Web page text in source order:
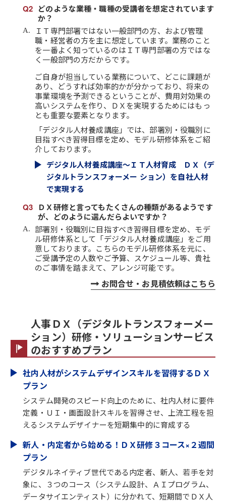
どのような業種・職種の受講者を想定されています
か？
ＩＴ専門部署ではない一般部門の方、および管理
職・経営者の方を主に想定しています。業務のこと
を一番よく知っているのはＩＴ専門部署の方ではな
く一般部門の方だからです。
ご自身が担当している業務について、どこに課題が
あり、どうすれば効率的かが分かっており、将来の
事業環境を予測できるということが、費用対効果の
高いシステムを作り、ＤＸを実現するためにはもっ
とも重要な要素となります。
「デジタル人材養成講座」では、部署別・役職別に
目指すべき習得目標を定め、モデル研修体系をご紹
介しております。
デジタル人材養成講座～ＩＴ人材育成 ＤＸ（デ
ジタルトランスフォーメー ション）を自社人材
で実現する
ＤＸ研修と言ってもたくさんの種類があるようです
が、どのように選んだらよいですか？
部署別・役職別に目指すべき習得目標を定め、モデ
ル研修体系として「デジタル人材養成講座」をご用
意しております。こちらのモデル研修体系を元に、
ご受講予定の人数やご予算、スケジュール等、貴社
のご事情を踏まえて、アレンジ可能です。
お問合せ・お見積依頼はこちら
人事ＤＸ（デジタルトランスフォーメー
ション）研修・ソリューションサービス
のおすすめプラン
社内人材がシステムデザインスキルを習得するＤＸ
プラン
システム開発のスピード向上のために、社内人材に要件
定義・ＵＩ・画面設計スキルを習得させ、上流工程を担
えるシステムデザイナーを短期集中的に育成する
新人・内定者から始める！ＤＸ研修３コース×２週間
プラン
デジタルネイティブ世代である内定者、新人、若手を対
象に、３つのコース（システム設計、ＡＩプログラム、
データサイエンティスト）に分かれて、短期間でＤＸ人